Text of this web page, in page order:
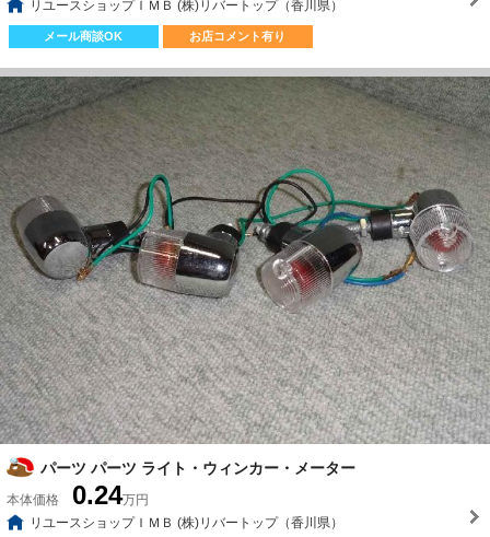
リユースショップＩＭＢ (株)リバートップ（香川県）
メール商談OK お店コメント有り
パーツ パーツ ライト・ウィンカー・メーター
本体価格 0.24万円
リユースショップＩＭＢ (株)リバートップ（香川県）